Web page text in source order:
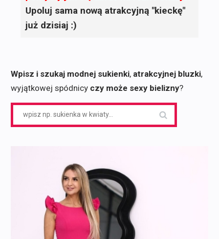
Upoluj sama nową atrakcyjną "kieckę"
już dzisiaj :)
Wpisz i szukaj modnej sukienki, atrakcyjnej bluzki,
wyjątkowej spódnicy czy może sexy bielizny?